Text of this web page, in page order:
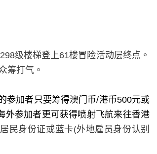
级楼梯登上61楼冒险活动层终点。
筹打气。
参加者只要筹得澳门币/港币500元或
外参加者更可获得喷射飞航来往香港
民身份证或蓝卡(外地雇员身份认别